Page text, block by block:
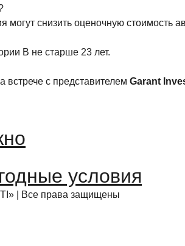
снизить оценочную стоимость
B не старше 23 лет.
встрече с представителем Garant
условия
| Все права защищены